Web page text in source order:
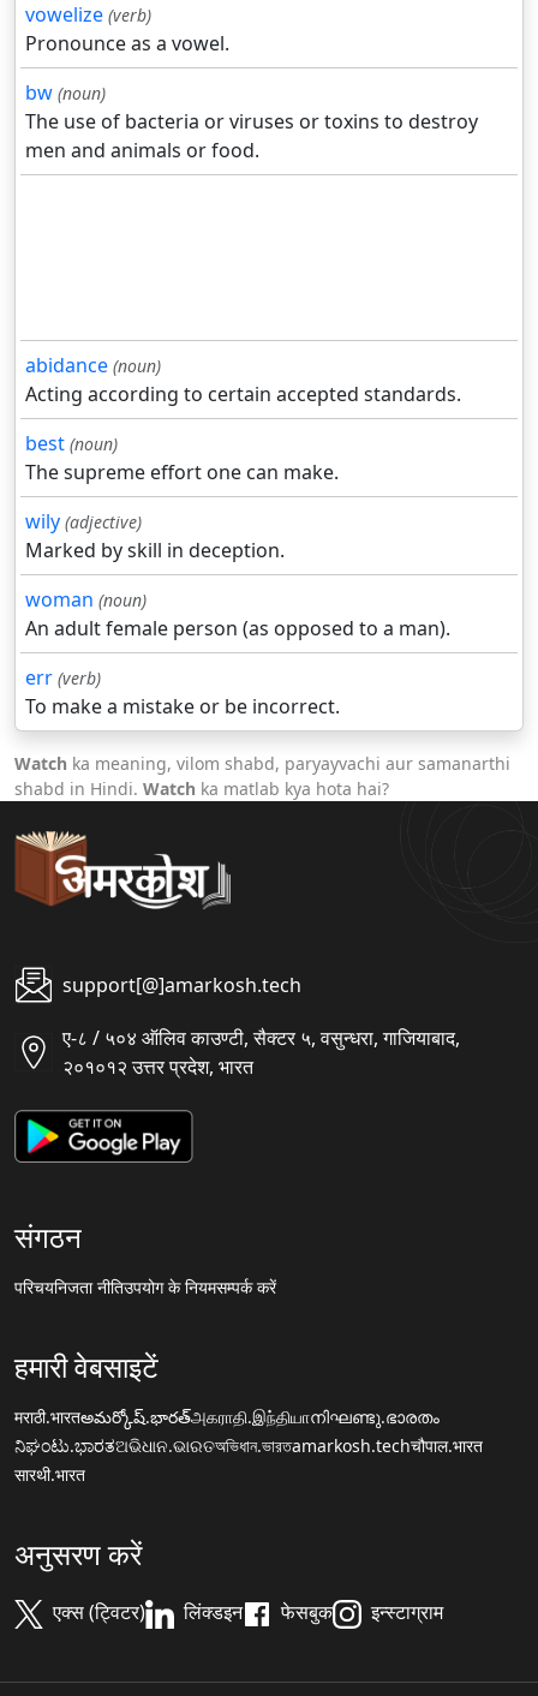
vowelize (verb)
Pronounce as a vowel.
bw (noun)
The use of bacteria or viruses or toxins to destroy
men and animals or food.
abidance (noun)
Acting according to certain accepted standards.
best (noun)
The supreme effort one can make.
wily (adjective)
Marked by skill in deception.
woman (noun)
An adult female person (as opposed to a man).
err (verb)
To make a mistake or be incorrect.
Watch ka meaning, vilom shabd, paryayvachi aur samanarthi
shabd in Hindi. Watch ka matlab kya hota hai?
support[@]amarkosh.tech
ए-८ / ५०४ ऑलिव काउण्टी, सैक्टर ५, वसुन्धरा, गाजियाबाद,
२०१०१२ उत्तर प्रदेश, भारत
संगठन
परिचयनिजता नीतिउपयोग के नियमसम्पर्क करें
हमारी वेबसाइटें
मराठी.भारतఅమర్కోష్.భారత్அகராதி.இந்தியாനിഘണ്ടു.ഭാരതം
ನಿಘಂಟು.ಭಾರತଅଭିଧାନ.ଭାରତঅভিধান.ভারতamarkosh.techचौपाल.भारत
सारथी.भारत
अनुसरण करें
एक्स (ट्विटर) लिंक्डइन फेसबुक इन्स्टाग्राम